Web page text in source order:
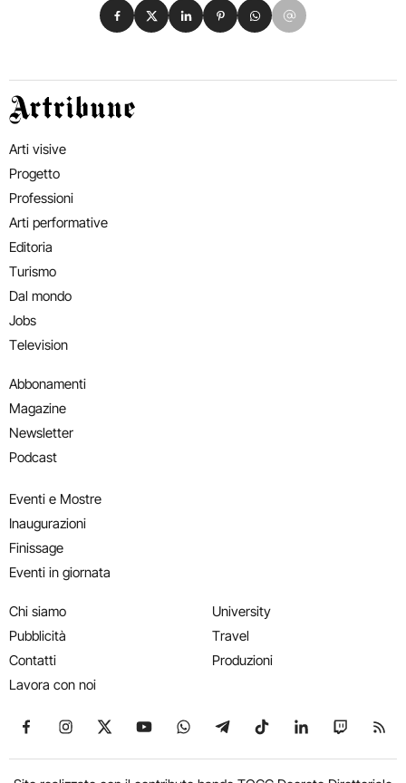
Condividi su Facebook
Condividi su X
Condividi su LinkedIn
Condividi su Pinterest
Condividi su WhatsApp
Condividi su Email
Artribune
Arti visive
Progetto
Professioni
Arti performative
Editoria
Turismo
Dal mondo
Jobs
Television
Abbonamenti
Magazine
Newsletter
Podcast
Eventi e Mostre
Inaugurazioni
Finissage
Eventi in giornata
Chi siamo
Pubblicità
Contatti
Lavora con noi
University
Travel
Produzioni
Seguici su Facebook
Seguici su Instagram
Seguici su X
Seguici su YouTube
Seguici su WhatsApp
Seguici su Telegram
Seguici su TikTok
Seguici su
Seguici